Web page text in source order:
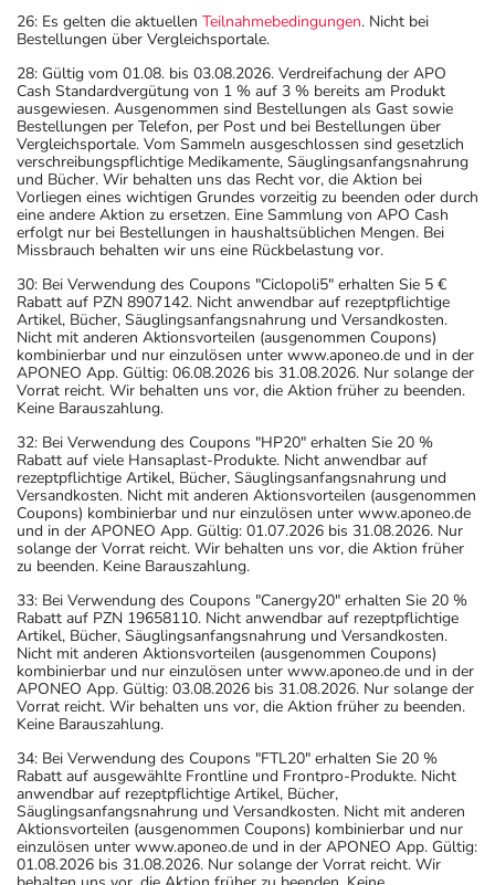
26: Es gelten die aktuellen Teilnahmebedingungen. Nicht bei
Bestellungen über Vergleichsportale.
28: Gültig vom 01.08. bis 03.08.2026. Verdreifachung der APO
Cash Standardvergütung von 1 % auf 3 % bereits am Produkt
ausgewiesen. Ausgenommen sind Bestellungen als Gast sowie
Bestellungen per Telefon, per Post und bei Bestellungen über
Vergleichsportale. Vom Sammeln ausgeschlossen sind gesetzlich
verschreibungspflichtige Medikamente, Säuglingsanfangsnahrung
und Bücher. Wir behalten uns das Recht vor, die Aktion bei
Vorliegen eines wichtigen Grundes vorzeitig zu beenden oder durch
eine andere Aktion zu ersetzen. Eine Sammlung von APO Cash
erfolgt nur bei Bestellungen in haushaltsüblichen Mengen. Bei
Missbrauch behalten wir uns eine Rückbelastung vor.
30: Bei Verwendung des Coupons "Ciclopoli5" erhalten Sie 5 €
Rabatt auf PZN 8907142. Nicht anwendbar auf rezeptpflichtige
Artikel, Bücher, Säuglingsanfangsnahrung und Versandkosten.
Nicht mit anderen Aktionsvorteilen (ausgenommen Coupons)
kombinierbar und nur einzulösen unter www.aponeo.de und in der
APONEO App. Gültig: 06.08.2026 bis 31.08.2026. Nur solange der
Vorrat reicht. Wir behalten uns vor, die Aktion früher zu beenden.
Keine Barauszahlung.
32: Bei Verwendung des Coupons "HP20" erhalten Sie 20 %
Rabatt auf viele Hansaplast-Produkte. Nicht anwendbar auf
rezeptpflichtige Artikel, Bücher, Säuglingsanfangsnahrung und
Versandkosten. Nicht mit anderen Aktionsvorteilen (ausgenommen
Coupons) kombinierbar und nur einzulösen unter www.aponeo.de
und in der APONEO App. Gültig: 01.07.2026 bis 31.08.2026. Nur
solange der Vorrat reicht. Wir behalten uns vor, die Aktion früher
zu beenden. Keine Barauszahlung.
33: Bei Verwendung des Coupons "Canergy20" erhalten Sie 20 %
Rabatt auf PZN 19658110. Nicht anwendbar auf rezeptpflichtige
Artikel, Bücher, Säuglingsanfangsnahrung und Versandkosten.
Nicht mit anderen Aktionsvorteilen (ausgenommen Coupons)
kombinierbar und nur einzulösen unter www.aponeo.de und in der
APONEO App. Gültig: 03.08.2026 bis 31.08.2026. Nur solange der
Vorrat reicht. Wir behalten uns vor, die Aktion früher zu beenden.
Keine Barauszahlung.
34: Bei Verwendung des Coupons "FTL20" erhalten Sie 20 %
Rabatt auf ausgewählte Frontline und Frontpro-Produkte. Nicht
anwendbar auf rezeptpflichtige Artikel, Bücher,
Säuglingsanfangsnahrung und Versandkosten. Nicht mit anderen
Aktionsvorteilen (ausgenommen Coupons) kombinierbar und nur
einzulösen unter www.aponeo.de und in der APONEO App. Gültig:
01.08.2026 bis 31.08.2026. Nur solange der Vorrat reicht. Wir